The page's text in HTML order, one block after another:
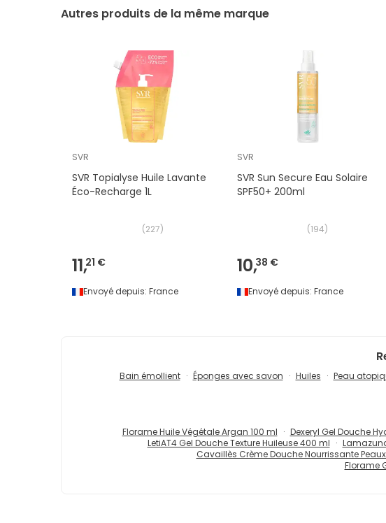
Autres produits de la même marque
SVR
SVR Topialyse Huile Lavante
Éco-Recharge 1L
(227)
11,21 €
Envoyé depuis: France
SVR
SVR Sun Secure Eau Solaire
SPF50+ 200ml
(194)
10,38 €
Envoyé depuis: France
Bain émollient Éponges avec savon Huiles Peau
Florame Huile Végétale Argan 100 ml Dexeryl Gel Douche
LetiAT4 Gel Douche Texture Huileuse 400 ml
Cavaillès Crème Douche Nourrissante
Florame